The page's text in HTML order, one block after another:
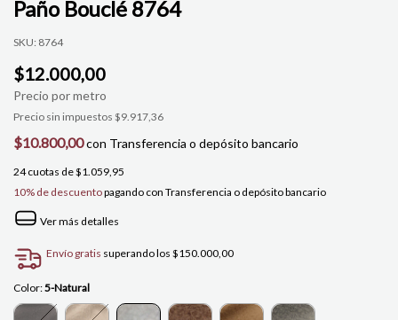
Paño Bouclé 8764
SKU: 8764
$12.000,00
Precio sin impuestos $9.917,36
$10.800,00con Transferencia o depósito bancario
24 cuotas de$1.059,95
10% de descuentopagando con Transferencia o depósito bancario
Ver más detalles
Envío gratis superando los $150.000,00
Color:5-Natural